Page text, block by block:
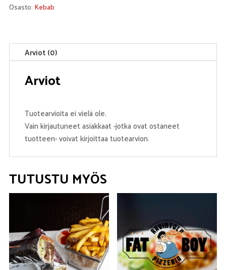
Osasto: Kebab
Arviot (0)
Arviot
Tuotearvioita ei vielä ole.
Vain kirjautuneet asiakkaat -jotka ovat ostaneet
tuotteen- voivat kirjoittaa tuotearvion.
TUTUSTU MYÖS